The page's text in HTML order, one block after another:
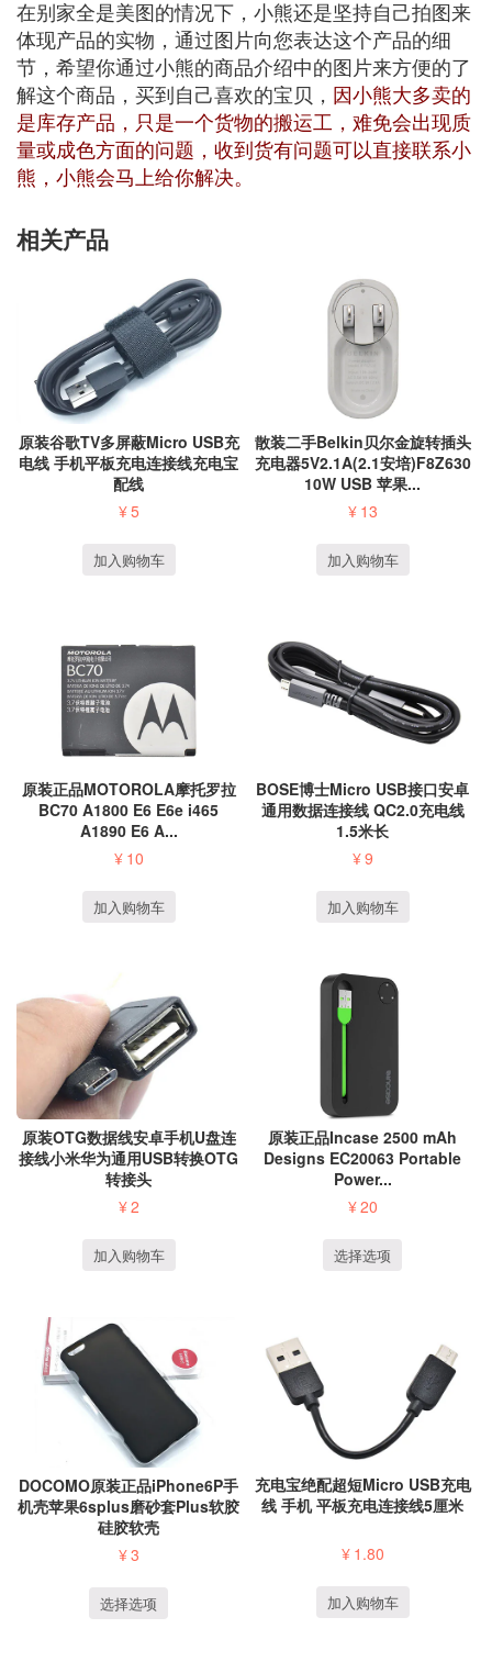
在别家全是美图的情况下，小熊还是坚持自己拍图来
体现产品的实物，通过图片向您表达这个产品的细
节，希望你通过小熊的商品介绍中的图片来方便的了
解这个商品，买到自己喜欢的宝贝， 因小熊大多卖的
是库存产品，只是一个货物的搬运工，难免会出现质
量或成色方面的问题，收到货有问题可以直接联系小
熊，小熊会马上给你解决。
相关产品
原装谷歌TV多屏蔽Micro USB充
电线 手机平板充电连接线充电宝
配线
¥5
加入购物车
散装二手Belkin贝尔金旋转插头
充电器5V2.1A(2.1安培)F8Z630
10W USB 苹果...
¥ 13
加入购物车
原装正品MOTOROLA摩托罗拉
BC70 A1800 E6 E6e i465
A1890 E6 A...
¥ 10
加入购物车
BOSE博士Micro USB接口安卓
通用数据连接线 QC2.0充电线
1.5米长
¥9
加入购物车
原装OTG数据线安卓手机U盘连
接线小米华为通用USB转换OTG
转接头
¥2
加入购物车
原装正品Incase 2500 mAh
Designs EC20063 Portable
Power...
¥20
选择选项
DOCOMO原装正品iPhone6P手
机壳苹果6splus磨砂套Plus软胶
硅胶软壳
¥3
选择选项
充电宝绝配超短Micro USB充电
线 手机 平板充电连接线5厘米
¥ 1.80
加入购物车